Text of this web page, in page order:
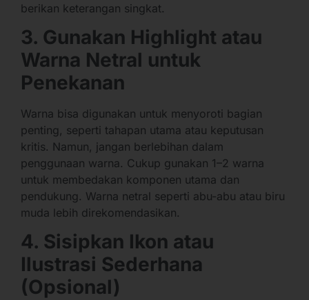
berikan keterangan singkat.
3. Gunakan Highlight atau
Warna Netral untuk
Penekanan
Warna bisa digunakan untuk menyoroti bagian
penting, seperti tahapan utama atau keputusan
kritis. Namun, jangan berlebihan dalam
penggunaan warna. Cukup gunakan 1–2 warna
untuk membedakan komponen utama dan
pendukung. Warna netral seperti abu-abu atau biru
muda lebih direkomendasikan.
4. Sisipkan Ikon atau
Ilustrasi Sederhana
(Opsional)